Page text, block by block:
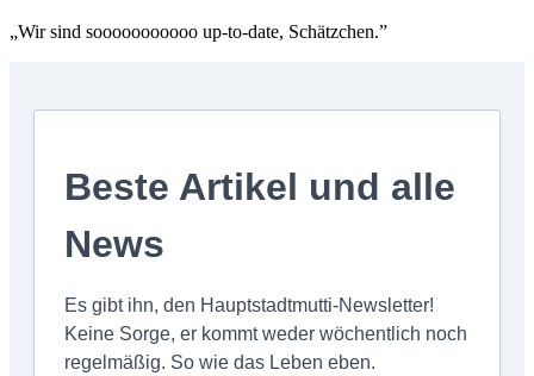
„Wir sind sooooooooooo up-to-date, Schätzchen.”